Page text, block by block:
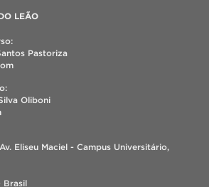
LEÃO
Pastoriza
Oliboni
Eliseu Maciel - Campus Universitário,
Brasil